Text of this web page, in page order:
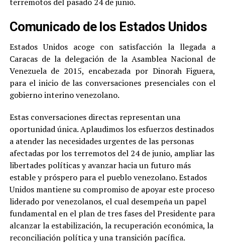
Comunicado de los Estados Unidos
Estados Unidos acoge con satisfacción la llegada a
Caracas de la delegación de la Asamblea Nacional de
Venezuela de 2015, encabezada por Dinorah Figuera,
para el inicio de las conversaciones presenciales con el
gobierno interino venezolano.
Estas conversaciones directas representan una
oportunidad única. Aplaudimos los esfuerzos destinados
a atender las necesidades urgentes de las personas
afectadas por los terremotos del 24 de junio, ampliar las
libertades políticas y avanzar hacia un futuro más
estable y próspero para el pueblo venezolano. Estados
Unidos mantiene su compromiso de apoyar este proceso
liderado por venezolanos, el cual desempeña un papel
fundamental en el plan de tres fases del Presidente para
alcanzar la estabilización, la recuperación económica, la
reconciliación política y una transición pacífica.